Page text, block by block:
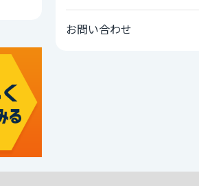
お問い合わせ